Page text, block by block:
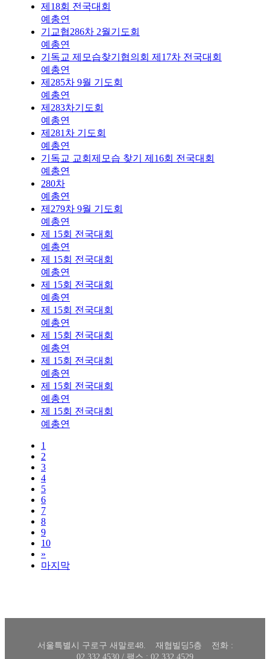
제18회 전국대회
예총연
기교협286차 2월기도회
예총연
기독교 제모습찾기협의회 제17차 전국대회
예총연
제285차 9월 기도회
예총연
제283차기도회
예총연
제281차 기도회
예총연
기독교 교회제모습 찾기 제16회 전국대회
예총연
280차
예총연
제279차 9월 기도회
예총연
제 15회 전국대회
예총연
제 15회 전국대회
예총연
제 15회 전국대회
예총연
제 15회 전국대회
예총연
제 15회 전국대회
예총연
제 15회 전국대회
예총연
제 15회 전국대회
예총연
제 15회 전국대회
예총연
1
2
3
4
5
6
7
8
9
10
»
마지막
서울특별시 구로구 새말로48. 재협빌딩5층 전화 :
02.332.4530 / 팩스 : 02.332.4529